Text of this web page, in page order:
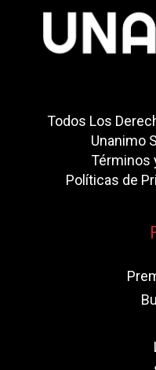
Todos Los
Unanimo
Términos
Políticas de